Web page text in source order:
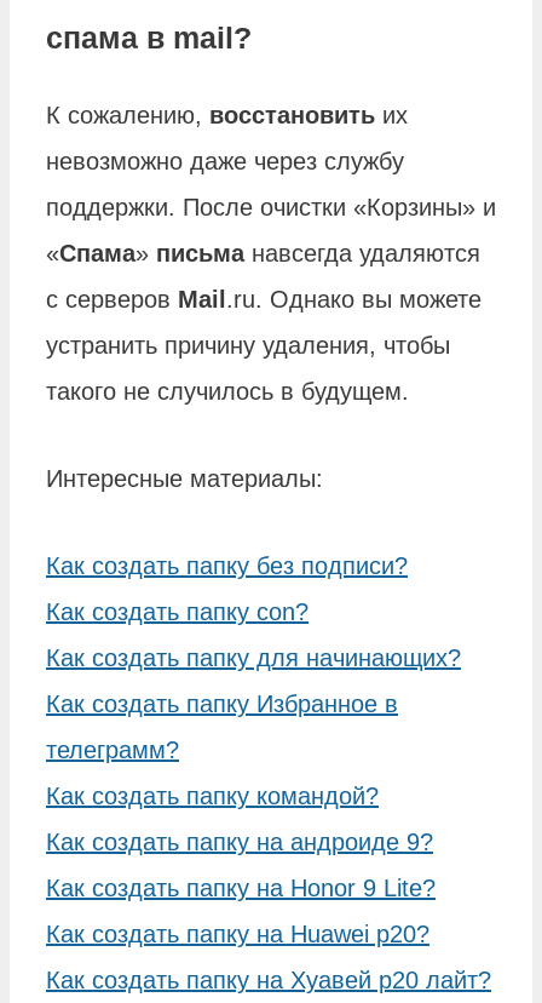
спама в mail?
К сожалению, восстановить их
невозможно даже через службу
поддержки. После очистки «Корзины» и
«Спама» письманавсегда удаляются
с серверов Mail .ru. Однако вы можете
устранить причину удаления, чтобы
такого не случилось в будущем.
Интересные материалы:
Как создать папку без подписи?
Как создать папку con?
Как создать папку для начинающих?
Как создать папку Избранное в
телеграмм?
Как создать папку командой?
Как создать папку на андроиде 9?
Как создать папку на Honor 9 Lite?
Как создать папку на Huawei p20?
Как создать папку на Хуавей р20 лайт?